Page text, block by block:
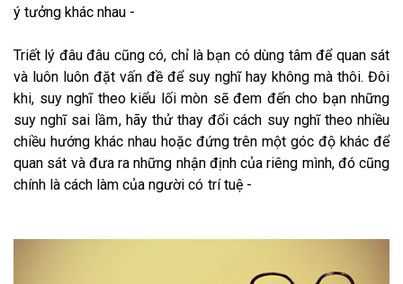
ý tưởng khác nhau -
Triết lý đâu đâu cũng có, chỉ là bạn có dùng tâm để quan sát
và luôn luôn đặt vấn đề để suy nghĩ hay không mà thôi. Đôi
khi, suy nghĩ theo kiểu lối mòn sẽ đem đến cho bạn những
suy nghĩ sai lầm, hãy thử thay đổi cách suy nghĩ theo nhiều
chiều hướng khác nhau hoặc đứng trên một góc độ khác để
quan sát và đưa ra những nhận định của riêng mình, đó cũng
chính là cách làm của người có trí tuệ -